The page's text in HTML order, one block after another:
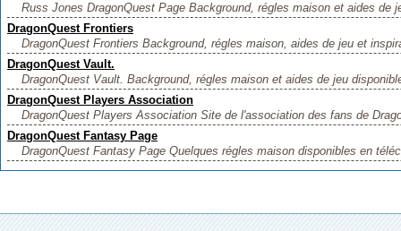
Russ Jones DragonQuest Page Background, régles maison et aides de
DragonQuest Frontiers
DragonQuest Frontiers Background, régles maison, aides de jeu et
DragonQuest Vault.
DragonQuest Vault. Background, régles maison et aides de jeu
DragonQuest Players Association
DragonQuest Players Association Site de l'association des fans de
DragonQuest Fantasy Page
DragonQuest Fantasy Page Quelques régles maison disponibles en